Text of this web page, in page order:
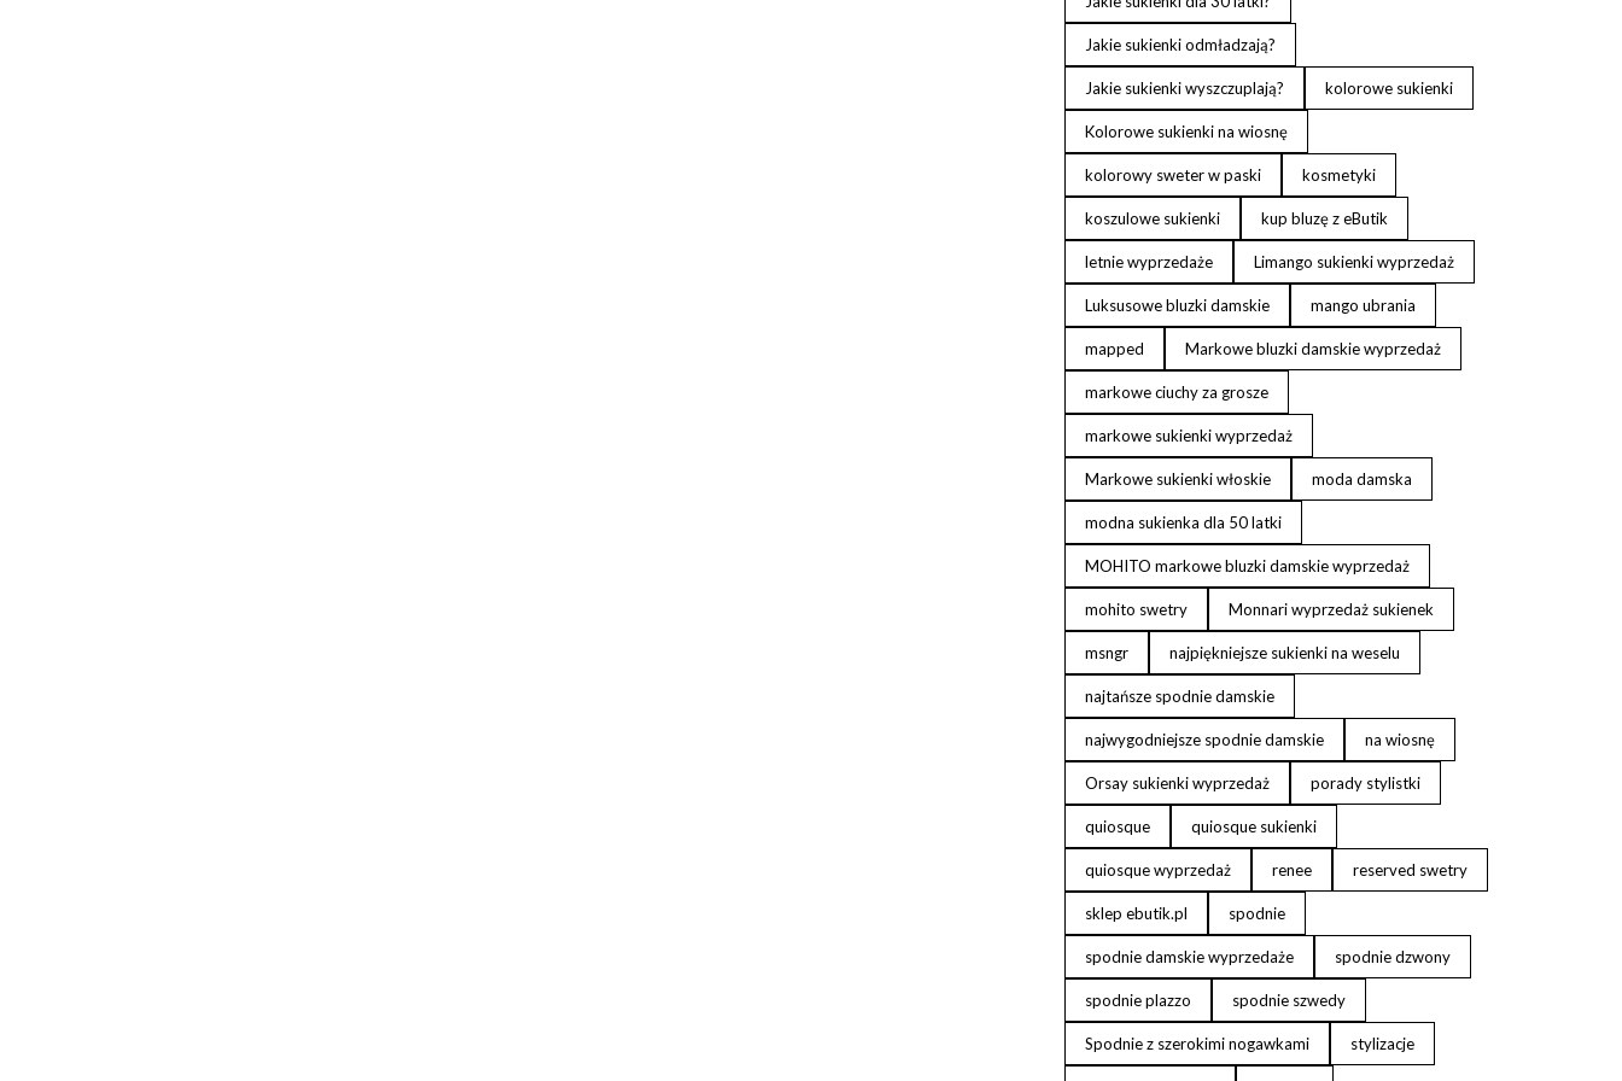
Jakie sukienki odmładzają?
Jakie sukienki wyszczuplają? kolorowe sukienki
Kolorowe sukienki na wiosnę
kolorowy sweter w paski kosmetyki
koszulowe sukienki kup bluzę z eButik
letnie wyprzedaże Limango sukienki wyprzedaż
Luksusowe bluzki damskie mango ubrania
mapped Markowe bluzki damskie wyprzedaż
markowe ciuchy za grosze
markowe sukienki wyprzedaż
Markowe sukienki włoskie moda damska
modna sukienka dla 50 latki
MOHITO markowe bluzki damskie wyprzedaż
mohito swetry Monnari wyprzedaż sukienek
msngr najpiękniejsze sukienki na weselu
najtańsze spodnie damskie
najwygodniejsze spodnie damskie na wiosnę
Orsay sukienki wyprzedaż porady stylistki
quiosque quiosque sukienki
quiosque wyprzedaż renee reserved swetry
sklep ebutik.pl spodnie
spodnie damskie wyprzedaże spodnie dzwony
spodnie plazzo spodnie szwedy
Spodnie z szerokimi nogawkami stylizacje